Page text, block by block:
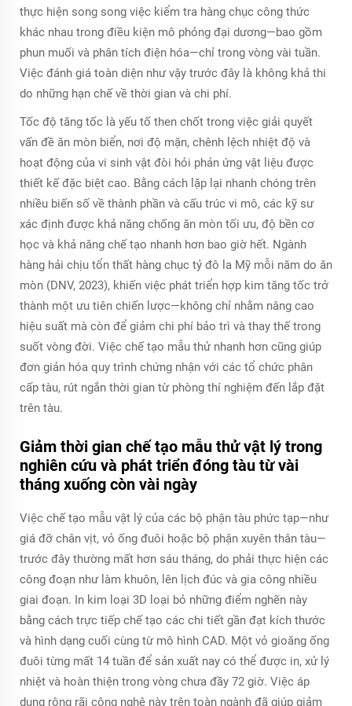
thực hiện song song việc kiểm tra hàng chục công thức
khác nhau trong điều kiện mô phỏng đại dương—bao gồm
phun muối và phân tích điện hóa—chỉ trong vòng vài tuần.
Việc đánh giá toàn diện như vậy trước đây là không khả thi
do những hạn chế về thời gian và chi phí.
Tốc độ tăng tốc là yếu tố then chốt trong việc giải quyết
vấn đề ăn mòn biển, nơi độ mặn, chênh lệch nhiệt độ và
hoạt động của vi sinh vật đòi hỏi phản ứng vật liệu được
thiết kế đặc biệt cao. Bằng cách lặp lại nhanh chóng trên
nhiều biến số về thành phần và cấu trúc vi mô, các kỹ sư
xác định được khả năng chống ăn mòn tối ưu, độ bền cơ
học và khả năng chế tạo nhanh hơn bao giờ hết. Ngành
hàng hải chịu tổn thất hàng chục tỷ đô la Mỹ mỗi năm do ăn
mòn (DNV, 2023), khiến việc phát triển hợp kim tăng tốc trở
thành một ưu tiên chiến lược—không chỉ nhằm nâng cao
hiệu suất mà còn để giảm chi phí bảo trì và thay thế trong
suốt vòng đời. Việc chế tạo mẫu thử nhanh hơn cũng giúp
đơn giản hóa quy trình chứng nhận với các tổ chức phân
cấp tàu, rút ngắn thời gian từ phòng thí nghiệm đến lắp đặt
trên tàu.
Giảm thời gian chế tạo mẫu thử vật lý trong
nghiên cứu và phát triển đóng tàu từ vài
tháng xuống còn vài ngày
Việc chế tạo mẫu vật lý của các bộ phận tàu phức tạp—như
giá đỡ chân vịt, vỏ ống đuôi hoặc bộ phận xuyên thân tàu—
trước đây thường mất hơn sáu tháng, do phải thực hiện các
công đoạn như làm khuôn, lên lịch đúc và gia công nhiều
giai đoạn. In kim loại 3D loại bỏ những điểm nghẽn này
bằng cách trực tiếp chế tạo các chi tiết gần đạt kích thước
và hình dạng cuối cùng từ mô hình CAD. Một vỏ gioăng ống
đuôi từng mất 14 tuần để sản xuất nay có thể được in, xử lý
nhiệt và hoàn thiện trong vòng chưa đầy 72 giờ. Việc áp
dụng rộng rãi công nghệ này trên toàn ngành đã giúp giảm